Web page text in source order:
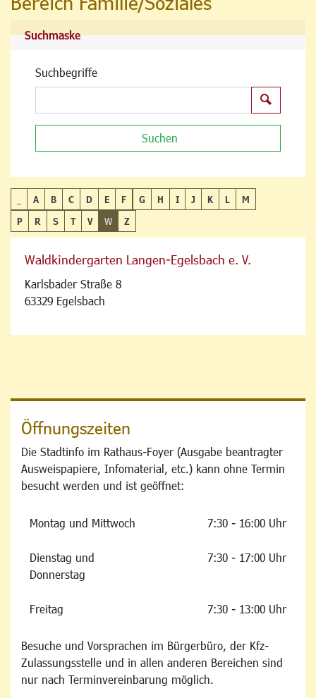
Suchmaske
Suchbegriffe
Suchen
A B C D E F G H I J K L
M
P
R S T V W Z
Waldkindergarten Langen-Egelsbach e. V.
Karlsbader Straße 8
63329 Egelsbach
Öffnungszeiten
Die Stadtinfo im Rathaus-Foyer (Ausgabe beantragter
Ausweispapiere, Infomaterial, etc.) kann ohne Termin
besucht werden und ist geöffnet:
Montag und Mittwoch 7:30 - 16:00 Uhr
Dienstag und
Donnerstag
7:30 - 17:00 Uhr
Freitag 7:30 - 13:00 Uhr
Besuche und Vorsprachen im Bürgerbüro, der Kfz-
Zulassungsstelle und in allen anderen Bereichen sind
nur nach Terminvereinbarung möglich.